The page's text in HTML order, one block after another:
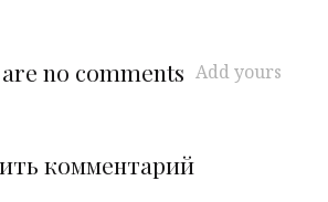
no comments Add yours
комментарий